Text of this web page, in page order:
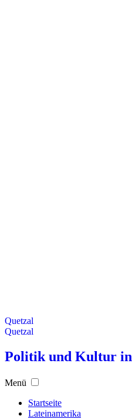
Quetzal
Quetzal
Politik und Kultur
Menü
Startseite
Lateinamerika